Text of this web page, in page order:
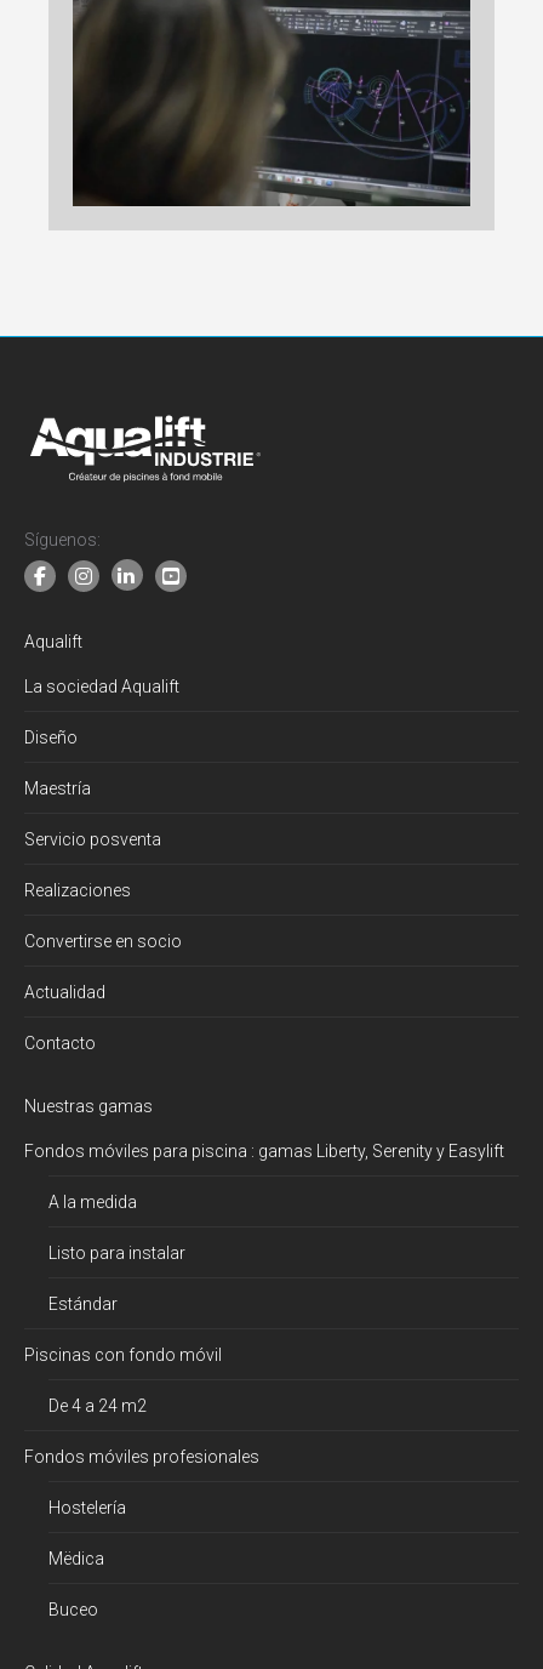
Síguenos:
Aqualift
La sociedad Aqualift
Diseño
Maestría
Servicio posventa
Realizaciones
Convertirse en socio
Actualidad
Contacto
Nuestras gamas
Fondos móviles para piscina : gamas Liberty, Serenity y Easylift
A la medida
Listo para instalar
Estándar
Piscinas con fondo móvil
De 4 a 24 m2
Fondos móviles profesionales
Hostelería
Mëdica
Buceo